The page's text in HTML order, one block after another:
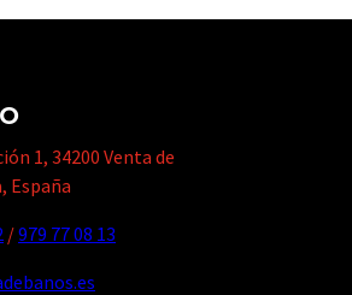
1, 34200 Venta de
España
/979 77 08 13